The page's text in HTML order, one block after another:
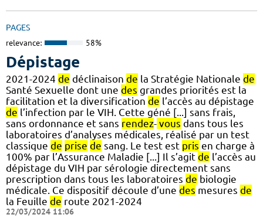
PAGES
relevance: 58%
Dépistage
2021-2024 de déclinaison de la Stratégie Nationale de
Santé Sexuelle dont une des grandes priorités est la
facilitation et la diversification de l’accès au dépistage
de l’infection par le VIH. Cette géné [...] sans frais,
sans ordonnance et sans rendez- vous dans tous les
laboratoires d’analyses médicales, réalisé par un test
classique de prise de sang. Le test est pris en charge à
100% par l’Assurance Maladie [...] Il s’agit de l’accès au
dépistage du VIH par sérologie directement sans
prescription dans tous les laboratoires de biologie
médicale. Ce dispositif découle d’une des mesures de
la Feuille de route 2021-2024
22/03/2024 11:06